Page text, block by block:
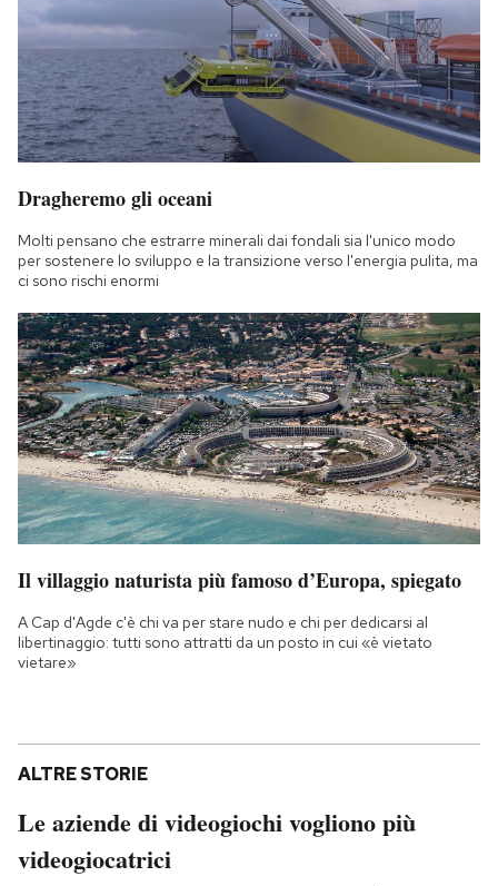
Dragheremo gli oceani
Molti pensano che estrarre minerali dai fondali sia l'unico modo
per sostenere lo sviluppo e la transizione verso l'energia pulita, ma
ci sono rischi enormi
Il villaggio naturista più famoso d’Europa, spiegato
A Cap d'Agde c'è chi va per stare nudo e chi per dedicarsi al
libertinaggio: tutti sono attratti da un posto in cui «è vietato
vietare»
ALTRE STORIE
Le aziende di videogiochi vogliono più
videogiocatrici